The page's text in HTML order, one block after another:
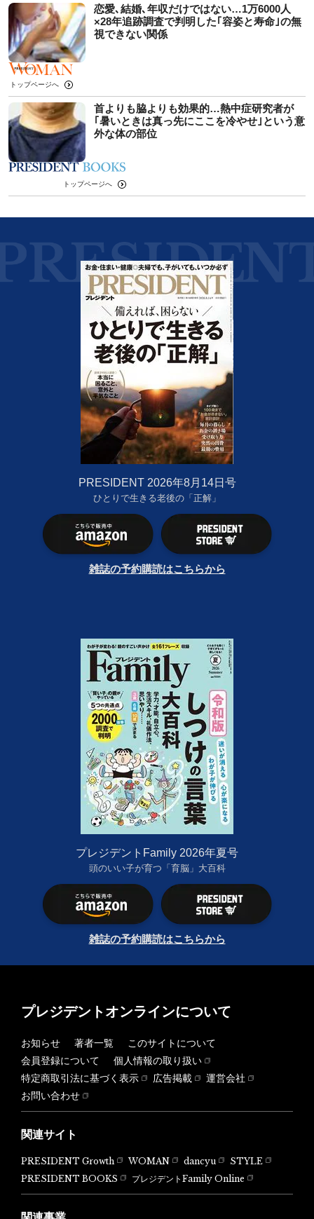
恋愛､結婚､年収だけではない…1万6000人
×28年追跡調査で判明した｢容姿と寿命｣の無
視できない関係
トップページへ
首よりも脇よりも効果的…熱中症研究者が
｢暑いときは真っ先にここを冷やせ｣という意
外な体の部位
トップページへ
PRESIDENT 2026年8月14日号
ひとりで生きる老後の「正解」
雑誌の予約購読はこちらから
プレジデントFamily 2026年夏号
頭のいい子が育つ「育脳」大百科
雑誌の予約購読はこちらから
プレジデントオンラインについて
お知らせ 著者一覧
このサイトについて
会員登録について
個人情報の取り扱い
特定商取引法に基づく表示
広告掲載
運営会社
お問い合わせ
関連サイト
PRESIDENT Growth WOMAN dancyu
STYLE
PRESIDENT BOOKS
プレジデントFamily Online